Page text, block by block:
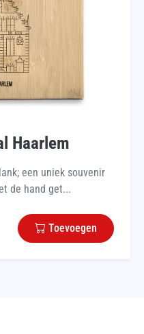
Haarlem
een uniek souvenir
de hand get...
Toevoegen